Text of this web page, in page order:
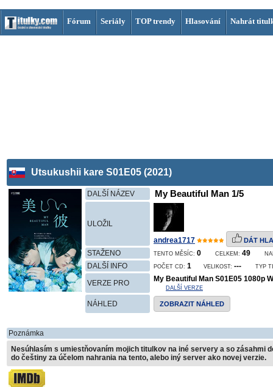
Fórum Seriály TOP trendy Hlasování Nahrát
Utsukushii kare S01E05 (2021)
DALŠÍ NÁZEV My Beautiful Man 1/5
ULOŽIL
andrea1717
DÁT
STAŽENO TENTO MĚSÍC: 0 CELKEM: 49
DALŠÍ INFO POČET CD: 1 VELIKOST: --- TYP
VERZE PRO My Beautiful Man S01E05 1080p
DALŠÍ VERZE
NÁHLED ZOBRAZIT NÁHLED
Poznámka
Nesúhlasím s umiestňovaním mojich titulkov na iné servery a so zásahmi
do češtiny za účelom nahrania na tento, alebo iný server ako novej verzie.